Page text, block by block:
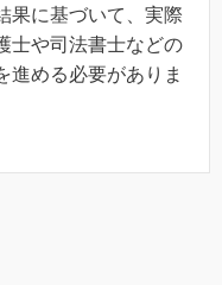
果に基づいて、実際
士や司法書士などの
進める必要がありま